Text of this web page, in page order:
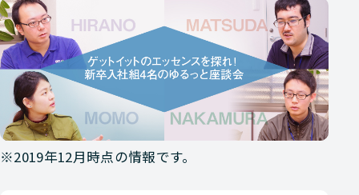
※2019年12月時点の情報です。